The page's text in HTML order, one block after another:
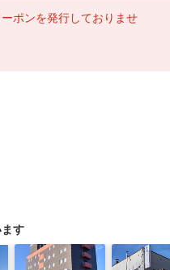
ポンを発行しておりませ
す